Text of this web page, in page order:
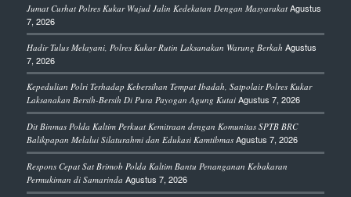
Jumat Curhat Polres Kukar Wujud Jalin Kedekatan Dengan Masyarakat Agustus
7, 2026
Hadir Tulus Melayani, Polres Kukar Rutin Laksanakan Warung Berkah Agustus
7, 2026
Kepedulian Polri Terhadap Kebersihan Tempat Ibadah, Satpolair Polres Kukar
Laksanakan Bersih-Bersih Di Pura Payogan Agung Kutai Agustus 7, 2026
Dit Binmas Polda Kaltim Perkuat Kemitraan dengan Komunitas SPTB BRC
Balikpapan Melalui Silaturahmi dan Edukasi Kamtibmas Agustus 7, 2026
Respons Cepat Sat Brimob Polda Kaltim Bantu Penanganan Kebakaran
Permukiman di Samarinda Agustus 7, 2026